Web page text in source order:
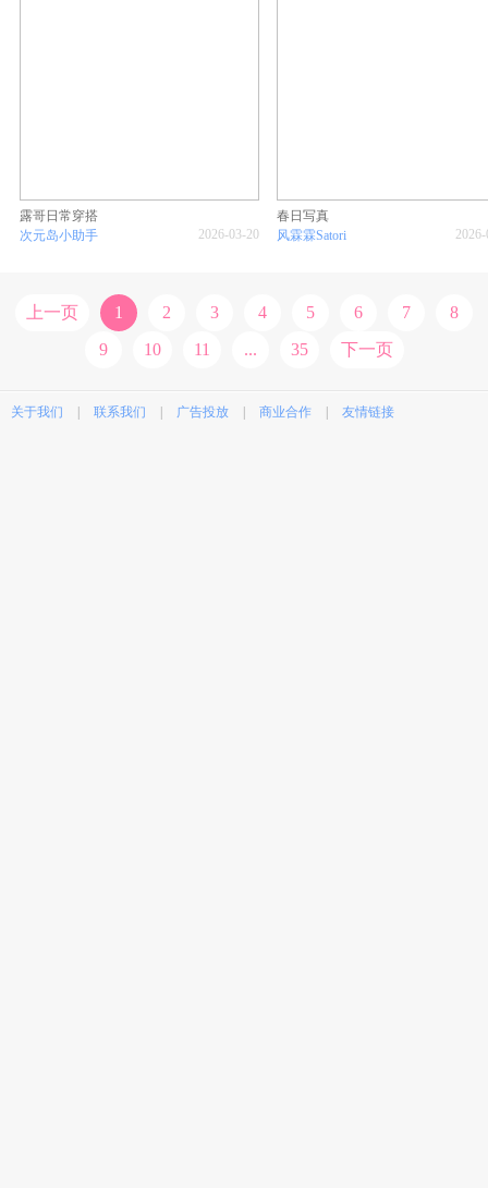
露哥日常穿搭
次元岛小助手
2026-03-20
春日写真
风霖霖Satori
上一页 1 2 3 4 5 6 7
8
9
10 11 ... 35 下一页
关于我们 联系我们 广告投放 商业合作 友情链接